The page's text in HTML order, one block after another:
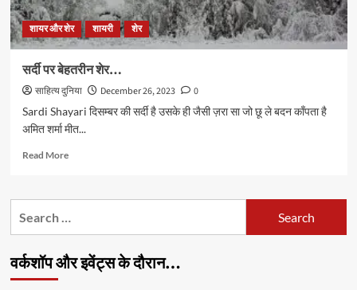
शायर और शेर शायरी शेर
सर्दी पर बेहतरीन शेर…
साहित्य दुनिया December 26, 2023
0
Sardi Shayari दिसम्बर की सर्दी है उसके ही जैसी ज़रा सा जो छू ले बदन काँपता है
अमित शर्मा मीत...
Read MoreRead
सर्दी
वर्कशॉप और इवेंट्स के दौरान…